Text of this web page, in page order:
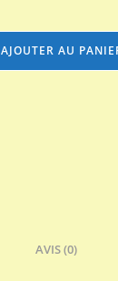
AJOUTER AU
AVIS (0)